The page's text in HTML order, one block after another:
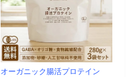
オーガニック腸活プロテイン